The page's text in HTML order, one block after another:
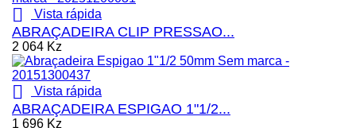
 Vista rápida
ABRAÇADEIRA CLIP PRESSAO...
2 064 Kz
 Vista rápida
ABRAÇADEIRA ESPIGAO 1"1/2...
1 696 Kz